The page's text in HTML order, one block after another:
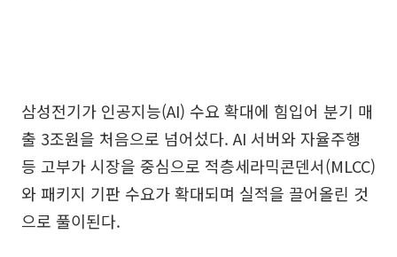
삼성전기가 인공지능(AI) 수요 확대에 힘입어 분기 매
출 3조원을 처음으로 넘어섰다. AI 서버와 자율주행
등 고부가 시장을 중심으로 적층세라믹콘덴서(MLCC)
와 패키지 기판 수요가 확대되며 실적을 끌어올린 것
으로 풀이된다.